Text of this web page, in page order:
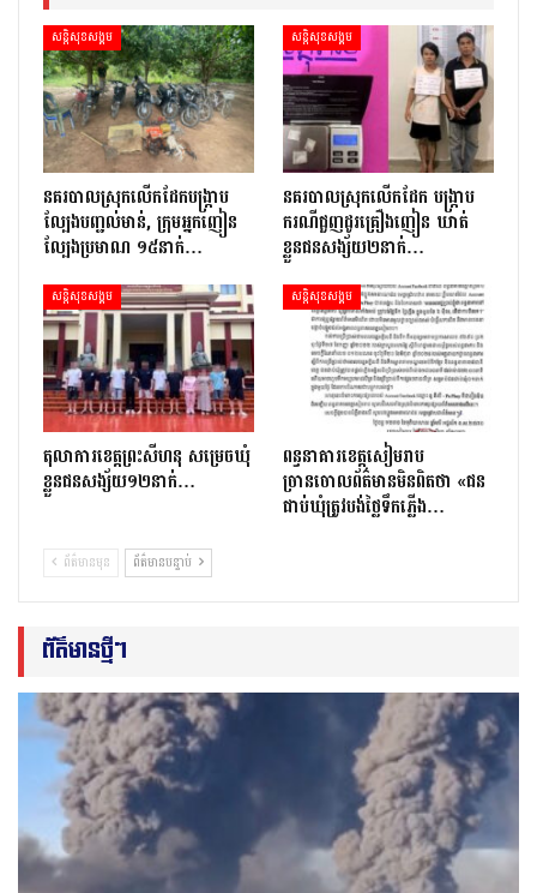
សន្តិសុខសង្គម
នគរបាលស្រុកលើកដែកបង្ក្រាប
ល្បែងបញ្ជល់មាន់, ក្រុមអ្នកញៀន
ល្បែងប្រមាណ ១៥នាក់…
សន្តិសុខសង្គម
នគរបាលស្រុកលើកដែក បង្ក្រាប
ករណីជួញដូរគ្រឿងញៀន ឃាត់
ខ្លួនជនសង្ស័យ២នាក់…
សន្តិសុខសង្គម
តុលាការខេត្តព្រះសីហនុ សម្រេចឃុំ
ខ្លួនជនសង្ស័យ១២នាក់…
សន្តិសុខសង្គម
ពន្ធនាគារខេត្តសៀមរាប
ច្រានចោលព័ត៌មានមិនពិតថា «ជន
ជាប់ឃុំត្រូវបង់ថ្លៃទឹកភ្លើង…
ព័ត៌មានមុន ព័ត៌មានបន្ទាប់
ព័ត៌មានថ្មីៗ